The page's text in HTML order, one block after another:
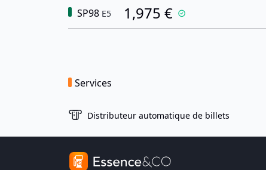
SP98 E5 1,975 €
Services
Distributeur automatique de billets